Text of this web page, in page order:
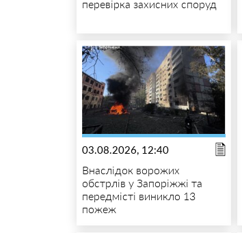
перевірка захисних споруд
03.08.2026, 12:40
Внаслідок ворожих
обстрлів у Запоріжжі та
передмісті виникло 13
пожеж